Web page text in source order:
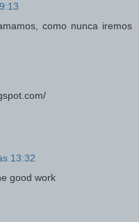
como nunca iremos
13:32
good work